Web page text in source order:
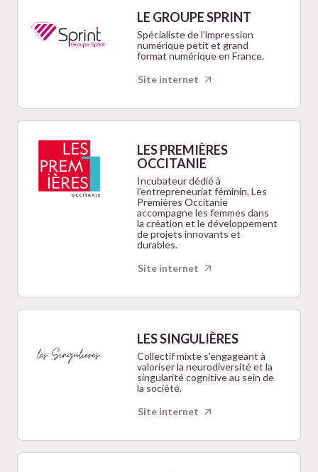
LE GROUPE SPRINT
Spécialiste de l’impression
numérique petit et grand
format numérique en France.
Site internet
LES PREMIÈRES
OCCITANIE
Incubateur dédié à
l’entrepreneuriat féminin, Les
Premières Occitanie
accompagne les femmes dans
la création et le développement
de projets innovants et
durables.
Site internet
LES SINGULIÈRES
Collectif mixte s'engageant à
valoriser la neurodiversité et la
singularité cognitive au sein de
la société.
Site internet